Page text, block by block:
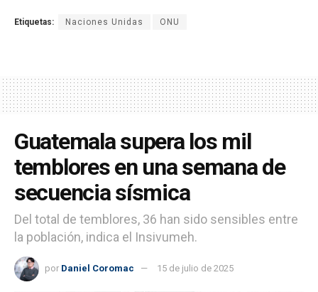
Etiquetas: Naciones Unidas ONU
Guatemala supera los mil
temblores en una semana de
secuencia sísmica
Del total de temblores, 36 han sido sensibles entre
la población, indica el Insivumeh.
por Daniel Coromac 15 de julio de 2025